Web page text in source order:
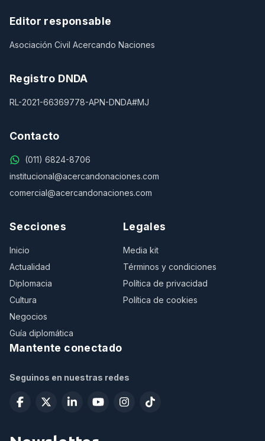
Editor responsable
Asociación Civil Acercando Naciones
Registro DNDA
RL-2021-66369778-APN-DNDA#MJ
Contacto
(011) 6824-8706
institucional@acercandonaciones.com
comercial@acercandonaciones.com
Secciones
Inicio
Actualidad
Diplomacia
Cultura
Negocios
Guía diplomática
Legales
Media kit
Términos y condiciones
Política de privacidad
Política de cookies
Mantente conectado
Seguinos en nuestras redes